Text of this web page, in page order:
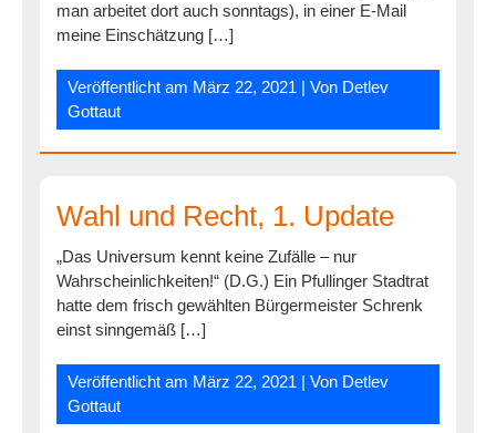
man arbeitet dort auch sonntags), in einer E-Mail
meine Einschätzung […]
Veröffentlicht am März 22, 2021 | Von Detlev
Gottaut
Wahl und Recht, 1. Update
„Das Universum kennt keine Zufälle – nur
Wahrscheinlichkeiten!“ (D.G.) Ein Pfullinger Stadtrat
hatte dem frisch gewählten Bürgermeister Schrenk
einst sinngemäß […]
Veröffentlicht am März 22, 2021 | Von Detlev
Gottaut